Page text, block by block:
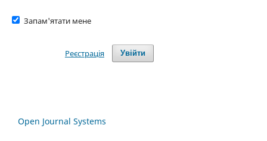
Запам'ятати мене
Увійти
Реєстрація
Open Journal Systems